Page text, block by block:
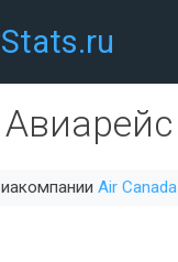
Авиарейс
Air Canada